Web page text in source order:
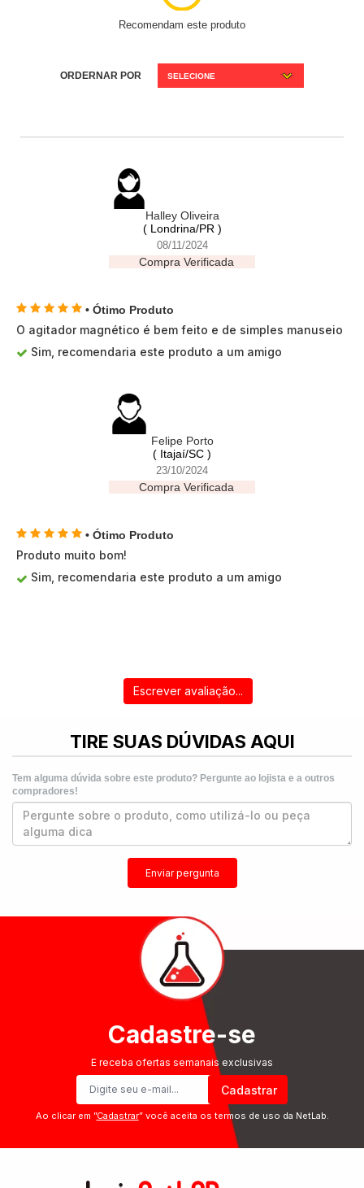
Recomendam este produto
ORDERNAR POR SELECIONE
Halley Oliveira
( Londrina/PR )
08/11/2024
Compra Verificada
• Ótimo Produto
O agitador magnético é bem feito e de simples manuseio
Sim, recomendaria este produto a um amigo
Felipe Porto
( Itajaí/SC )
23/10/2024
Compra Verificada
• Ótimo Produto
Produto muito bom!
Sim, recomendaria este produto a um amigo
Escrever avaliação...
TIRE SUAS DÚVIDAS AQUI
Tem alguma dúvida sobre este produto? Pergunte ao lojista e a outros
compradores!
Enviar pergunta
Cadastre-se
E receba ofertas semanais exclusivas
Cadastrar
Ao clicar em ”Cadastrar” você aceita os termos de uso da NetLab.